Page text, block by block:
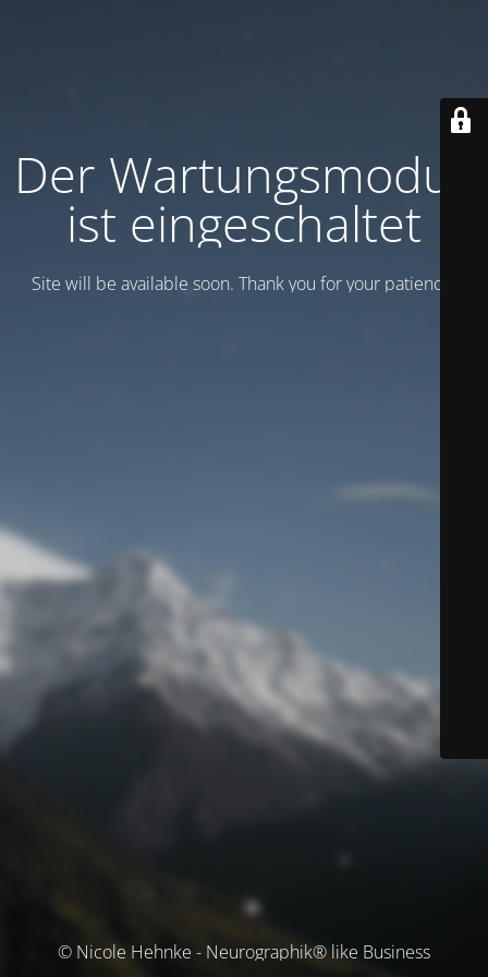
Der Wartungsmodus
ist eingeschaltet
Site will be available soon. Thank you for your patience!
© Nicole Hehnke - Neurographik® like Business